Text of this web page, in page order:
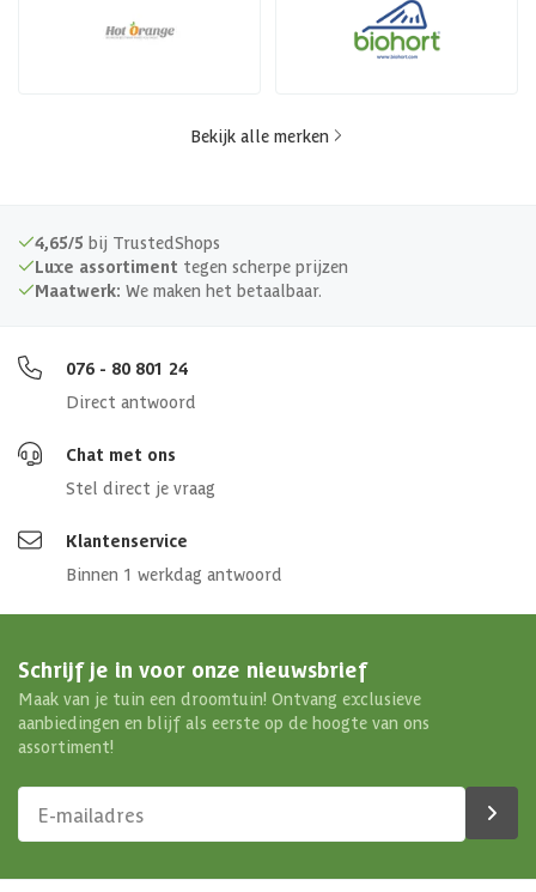
Bekijk alle merken
4,65/5 bij TrustedShops
Luxe assortiment tegen scherpe prijzen
Maatwerk: We maken het betaalbaar.
076 - 80 801 24
Direct antwoord
Chat met ons
Stel direct je vraag
Klantenservice
Binnen 1 werkdag antwoord
Schrijf je in voor onze nieuwsbrief
Maak van je tuin een droomtuin! Ontvang exclusieve
aanbiedingen en blijf als eerste op de hoogte van ons
assortiment!